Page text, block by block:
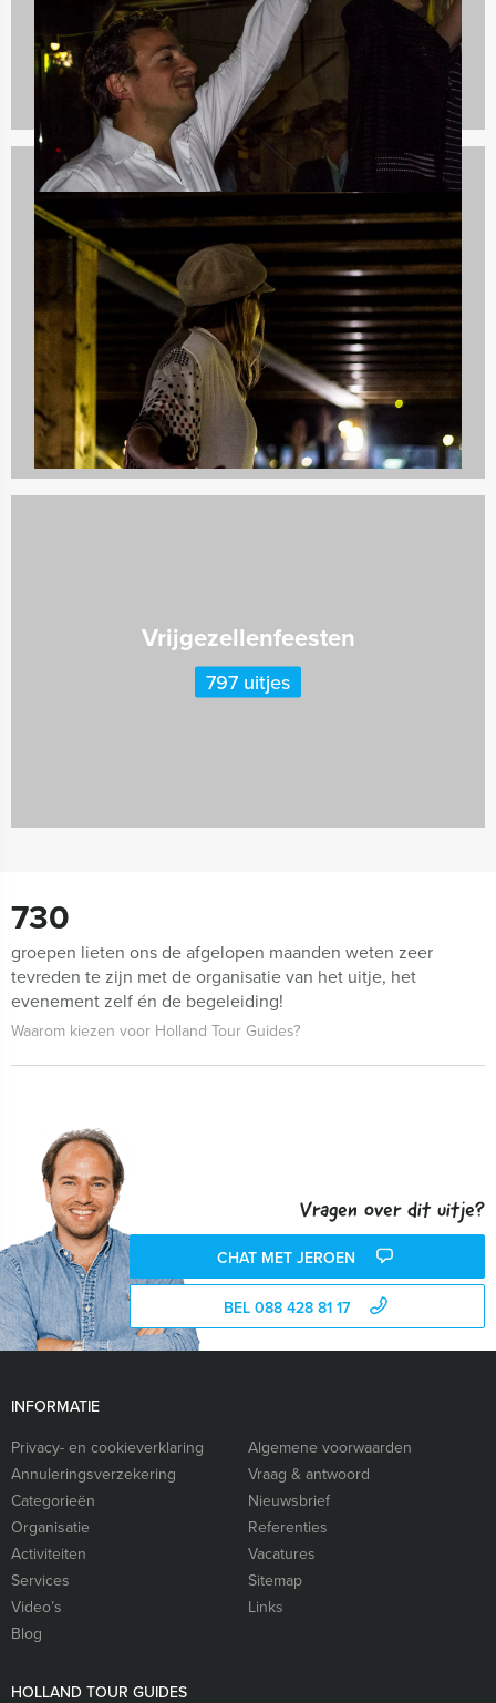
Teambuilding
2167 uitjes
Vrijgezellenfeesten
797 uitjes
730
groepen lieten ons de afgelopen maanden weten zeer
tevreden te zijn met de organisatie van het uitje, het
evenement zelf én de begeleiding!
Waarom kiezen voor Holland Tour Guides?
Vragen over dit uitje?
CHAT MET JEROEN
BEL 088 428 81 17
INFORMATIE
Privacy- en cookieverklaring
Algemene voorwaarden
Annuleringsverzekering
Vraag & antwoord
Categorieën
Nieuwsbrief
Organisatie
Referenties
Activiteiten
Vacatures
Services
Sitemap
Video’s
Links
Blog
HOLLAND TOUR GUIDES